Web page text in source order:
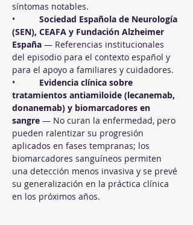
síntomas notables.
• Sociedad Española de Neurología
(SEN), CEAFA y Fundación Alzheimer
España — Referencias institucionales
del episodio para el contexto español y
para el apoyo a familiares y cuidadores.
• Evidencia clínica sobre
tratamientos antiamiloide (lecanemab,
donanemab) y biomarcadores en
sangre — No curan la enfermedad, pero
pueden ralentizar su progresión
aplicados en fases tempranas; los
biomarcadores sanguíneos permiten
una detección menos invasiva y se prevé
su generalización en la práctica clínica
en los próximos años.